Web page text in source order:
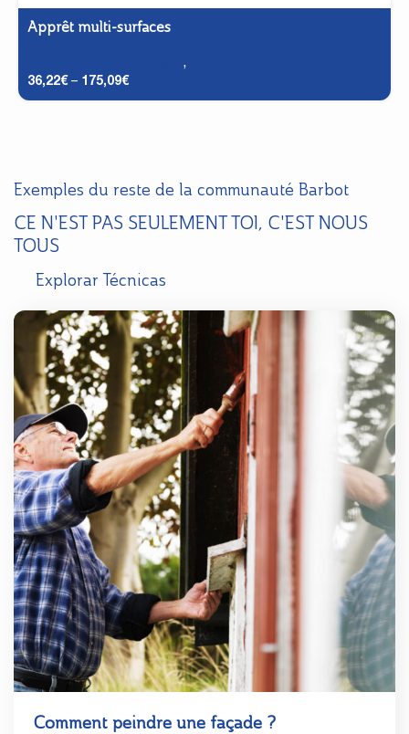
Apprêt multi-surfaces
,
36,22€ – 175,09€
Exemples du reste de la communauté Barbot
CE N'EST PAS SEULEMENT TOI, C'EST NOUS
TOUS
Explorar Técnicas
Comment peindre une façade ?